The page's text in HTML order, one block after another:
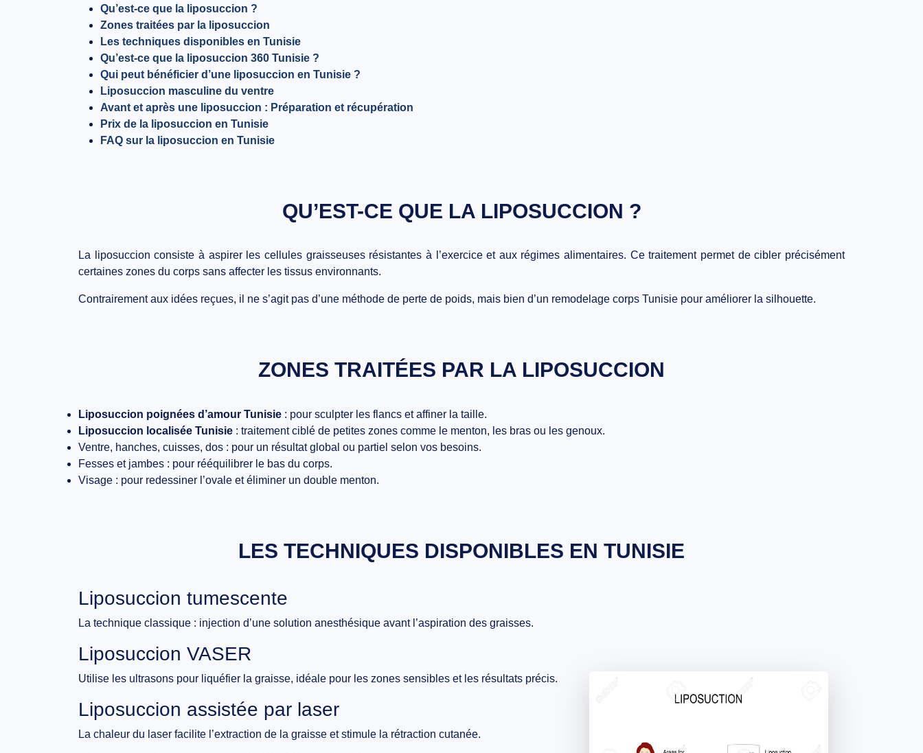
Qu’est-ce que la liposuccion ?
Zones traitées par la liposuccion
Les techniques disponibles en Tunisie
Qu’est-ce que la liposuccion 360 Tunisie ?
Qui peut bénéficier d’une liposuccion en Tunisie ?
Liposuccion masculine du ventre
Avant et après une liposuccion : Préparation et récupération
Prix de la liposuccion en Tunisie
FAQ sur la liposuccion en Tunisie
QU’EST-CE QUE LA LIPOSUCCION ?
La liposuccion consiste à aspirer les cellules graisseuses résistantes à l’exercice et aux régimes alimentaires. Ce traitement permet de cibler précisément
certaines zones du corps sans affecter les tissus environnants.
Contrairement aux idées reçues, il ne s’agit pas d’une méthode de perte de poids, mais bien d’un remodelage corps Tunisie pour améliorer la silhouette.
ZONES TRAITÉES PAR LA LIPOSUCCION
Liposuccion poignées d’amour Tunisie : pour sculpter les flancs et affiner la taille.
Liposuccion localisée Tunisie : traitement ciblé de petites zones comme le menton, les bras ou les genoux.
Ventre, hanches, cuisses, dos : pour un résultat global ou partiel selon vos besoins.
Fesses et jambes : pour rééquilibrer le bas du corps.
Visage : pour redessiner l’ovale et éliminer un double menton.
LES TECHNIQUES DISPONIBLES EN TUNISIE
Liposuccion tumescente
La technique classique : injection d’une solution anesthésique avant l’aspiration des graisses.
Liposuccion VASER
Utilise les ultrasons pour liquéfier la graisse, idéale pour les zones sensibles et les résultats précis.
Liposuccion assistée par laser
La chaleur du laser facilite l’extraction de la graisse et stimule la rétraction cutanée.